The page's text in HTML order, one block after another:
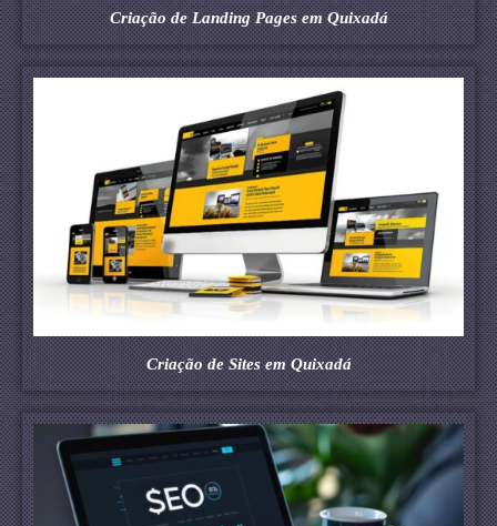
Criação de Landing Pages em Quixadá
Criação de Sites em Quixadá